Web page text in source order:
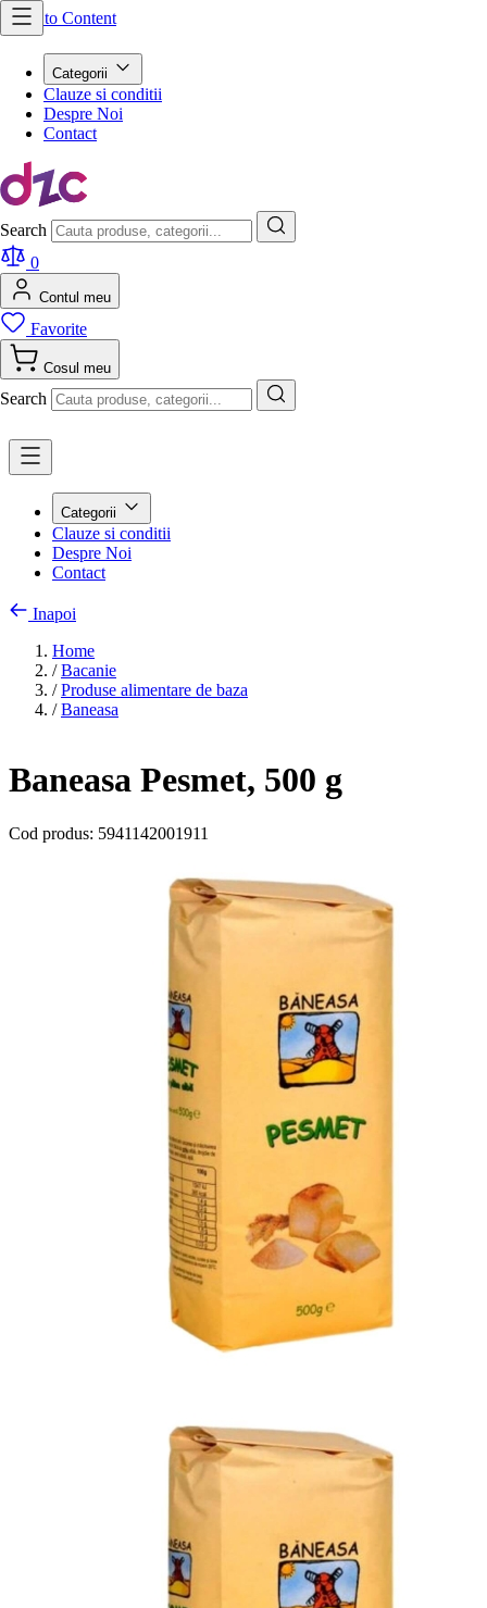
Skip to Content
Categorii
Clauze si conditii
Despre Noi
Contact
Search
0
Contul meu
Favorite
Cosul meu
Search
Categorii
Clauze si conditii
Despre Noi
Contact
Inapoi
Home
/ Bacanie
/ Produse alimentare de baza
/ Baneasa
Baneasa Pesmet, 500 g
Cod produs: 5941142001911